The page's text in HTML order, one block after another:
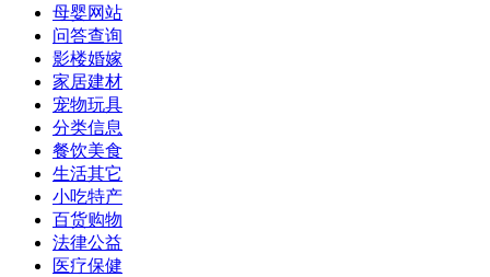
母婴网站
问答查询
影楼婚嫁
家居建材
宠物玩具
分类信息
餐饮美食
生活其它
小吃特产
百货购物
法律公益
医疗保健